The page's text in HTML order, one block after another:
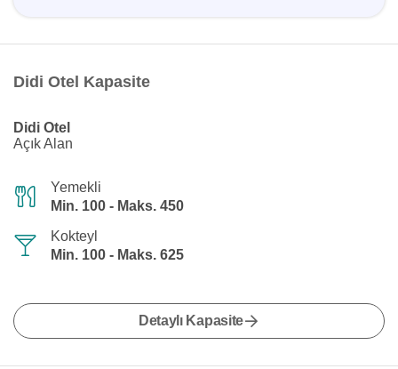
Didi Otel Kapasite
Didi Otel
Açık Alan
Yemekli
Min. 100 - Maks. 450
Kokteyl
Min. 100 - Maks. 625
Detaylı Kapasite